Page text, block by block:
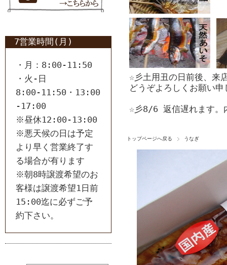
☆彡土用丑の日前後、来
どうぞよろしくお願い
☆彡8/6 返信遅れます。
トップページへ戻る うなぎ
7営業時間(月)
・月：8:00-11:50
・火-日
8:00-11:50・13:00
-17:00
※昼休12:00-13:00
※悪天候の日は予定
より早く営業終了す
る場合が有ります
※朝8時譲渡希望のお
客様は譲渡希望1日前
15:00迄に必ずご予
約下さい。